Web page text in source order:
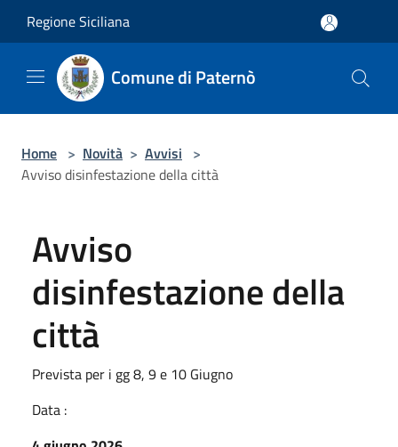
Regione Siciliana
Comune di Paternò
Home > Novità > Avvisi >
Avviso disinfestazione della città
Avviso
disinfestazione della
città
Prevista per i gg 8, 9 e 10 Giugno
Data :